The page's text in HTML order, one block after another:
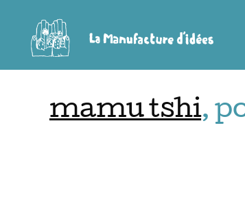
contenu
mamu tshi,